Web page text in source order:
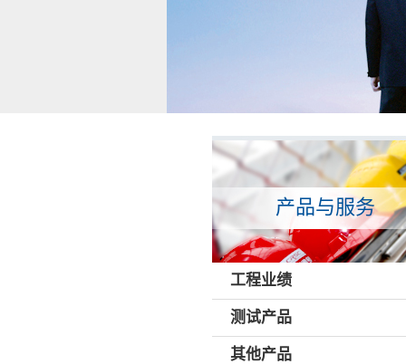
产品与服务
工程业绩
测试产品
其他产品